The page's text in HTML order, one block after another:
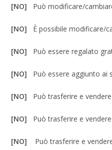
[NO] Può modificare/
[NO] È possibile modificare/
[NO] Può essere regalato
[NO] Può essere aggiunto ai
[NO] Può trasferire e
[NO] Può trasferire e
[NO] Può trasferire e